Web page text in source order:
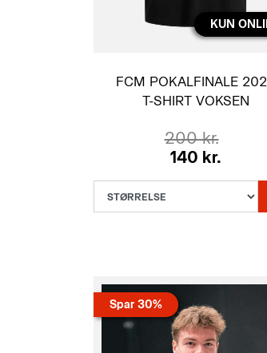
KUN
FCM POKALFINALE
T-SHIRT VOKSEN
200 kr.
140 kr.
Spar 30%